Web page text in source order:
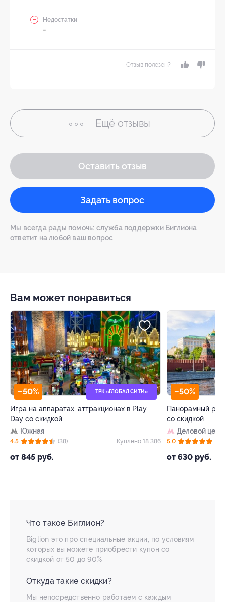
Недостатки
-
Отзыв полезен?
Ещё отзывы
Оставить отзыв
Задать вопрос
Мы всегда рады помочь: служба поддержки Биглиона
ответит на любой ваш вопрос
Вам может понравиться
–50% ТРК «ГЛОБАЛ СИТИ»
Игра на аппаратах, аттракционах в Play
Day со скидкой
Южная
от 845 руб.
4.5 (38) Куплено 18 386
–50%
Панорамный
со скидкой
Деловой
от 630 руб.
5.0
Что такое Биглион?
Biglion это про специальные акции, по условиям
которых вы можете приобрести купон со
скидкой от 50 до 90%
Откуда такие скидки?
Мы непосредственно работаем с каждым